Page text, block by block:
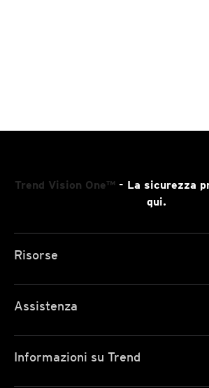
Trend Vision One™ - La sicurezza
qui.
Risorse
Assistenza
Informazioni su Trend